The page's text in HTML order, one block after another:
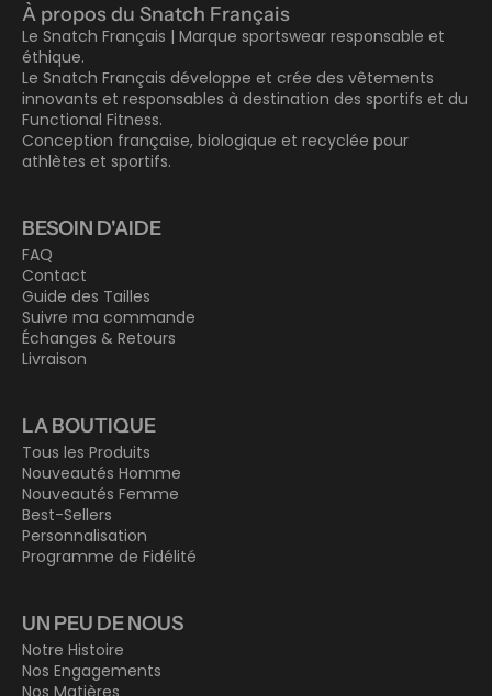
À propos du Snatch Français
Le Snatch Français | Marque sportswear responsable et
éthique.
Le Snatch Français développe et crée des vêtements
innovants et responsables à destination des sportifs et du
Functional Fitness.
Conception française, biologique et recyclée pour
athlètes et sportifs.
BESOIN D'AIDE
FAQ
Contact
Guide des Tailles
Suivre ma commande
Échanges & Retours
Livraison
LA BOUTIQUE
Tous les Produits
Nouveautés Homme
Nouveautés Femme
Best-Sellers
Personnalisation
Programme de Fidélité
UN PEU DE NOUS
Notre Histoire
Nos Engagements
Nos Matières